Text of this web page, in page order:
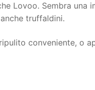
Lovoo. Sembra
truffaldini.
conveniente, o